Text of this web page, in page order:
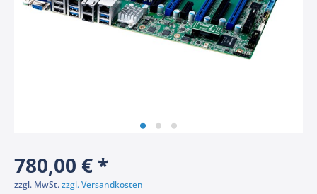
780,00 € *
zzgl. MwSt.zzgl. Versandkosten